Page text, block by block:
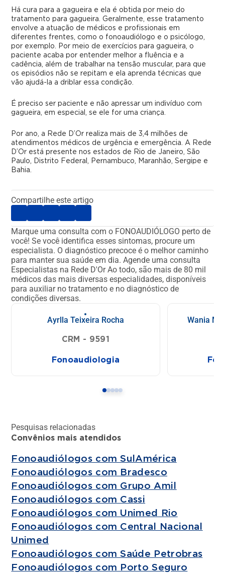
Há cura para a gagueira e ela é obtida por meio do
tratamento para gagueira. Geralmente, esse tratamento
envolve a atuação de médicos e profissionais em
diferentes frentes, como o fonoaudiólogo e o psicólogo,
por exemplo. Por meio de exercícios para gagueira, o
paciente acaba por entender melhor a fluência e a
cadência, além de trabalhar na tensão muscular, para que
os episódios não se repitam e ela aprenda técnicas que
vão ajudá-la a driblar essa condição.
É preciso ser paciente e não apressar um indivíduo com
gagueira, em especial, se ele for uma criança.
Por ano, a Rede D’Or realiza mais de 3,4 milhões de
atendimentos médicos de urgência e emergência. A Rede
D’Or está presente nos estados de Rio de Janeiro, São
Paulo, Distrito Federal, Pernambuco, Maranhão, Sergipe e
Bahia.
Compartilhe este artigo
Marque uma consulta com o FONOAUDIÓLOGO perto de
você!Se você identifica esses sintomas, procure um
especialista. O diagnóstico precoce é o melhor caminho
para manter sua saúde em dia.Agende uma consulta
Especialistas na Rede D'OrAo todo, são mais de 80 mil
médicos das mais diversas especialidades, disponíveis
para auxiliar no tratamento e no diagnóstico de
condições diversas.
Ayrlla Teixeira Rocha
CRM - 9591
Fonoaudiologia
Wania
Pesquisas relacionadas
Convênios mais atendidos
Fonoaudiólogos com SulAmérica
Fonoaudiólogos com Bradesco
Fonoaudiólogos com Grupo Amil
Fonoaudiólogos com Cassi
Fonoaudiólogos com Unimed Rio
Fonoaudiólogos com Central Nacional
Unimed
Fonoaudiólogos com Saúde Petrobras
Fonoaudiólogos com Porto Seguro